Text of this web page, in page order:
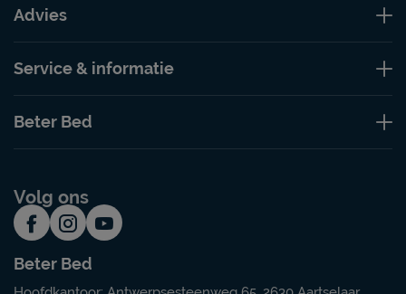
Advies
Service & informatie
Beter Bed
Volg ons
Beter Bed